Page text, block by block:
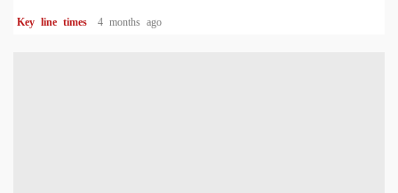
Key line times 4 months ago